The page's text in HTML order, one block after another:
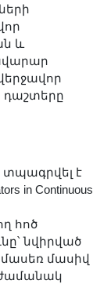
և
դաշտերը
տպագրվել է
in Continuous
հոծ
նվիրված
մասիվ